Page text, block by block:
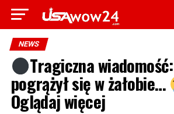
NEWS
Tragiczna
pogrążył się w żałobie…
Oglądaj więcej